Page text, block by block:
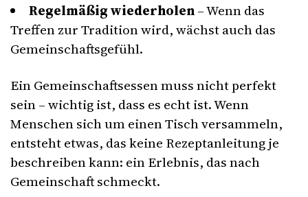
Regelmäßig wiederholen– Wenn das
Treffen zur Tradition wird, wächst auch das
Gemeinschaftsgefühl.
Ein Gemeinschaftsessen muss nicht perfekt
sein – wichtig ist, dass es echt ist. Wenn
Menschen sich um einen Tisch versammeln,
entsteht etwas, das keine Rezeptanleitung je
beschreiben kann: ein Erlebnis, das nach
Gemeinschaft schmeckt.